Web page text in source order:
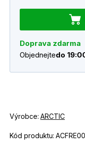
Doprava zdarma
Objednejtedo
Výrobce: ARCTIC
Kód produktu: